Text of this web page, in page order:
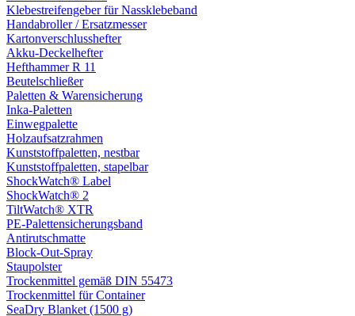
Klebestreifengeber für Nassklebeband
Handabroller / Ersatzmesser
Kartonverschlusshefter
Akku-Deckelhefter
Hefthammer R 11
Beutelschließer
Paletten & Warensicherung
Inka-Paletten
Einwegpalette
Holzaufsatzrahmen
Kunststoffpaletten, nestbar
Kunststoffpaletten, stapelbar
ShockWatch® Label
ShockWatch® 2
TiltWatch® XTR
PE-Palettensicherungsband
Antirutschmatte
Block-Out-Spray
Staupolster
Trockenmittel gemäß DIN 55473
Trockenmittel für Container
SeaDry Blanket (1500 g)